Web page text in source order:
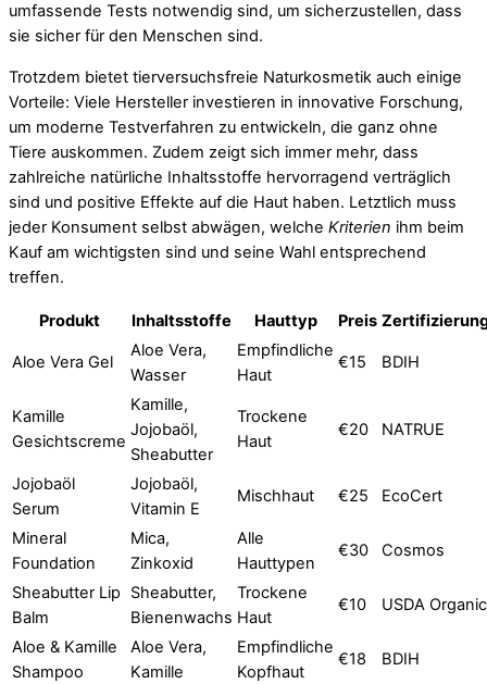
umfassende Tests notwendig sind, um sicherzustellen, dass
sie sicher für den Menschen sind.
Trotzdem bietet tierversuchsfreie Naturkosmetik auch einige
Vorteile: Viele Hersteller investieren in innovative Forschung,
um moderne Testverfahren zu entwickeln, die ganz ohne
Tiere auskommen. Zudem zeigt sich immer mehr, dass
zahlreiche natürliche Inhaltsstoffe hervorragend verträglich
sind und positive Effekte auf die Haut haben. Letztlich muss
jeder Konsument selbst abwägen, welche Kriterien ihm beim
Kauf am wichtigsten sind und seine Wahl entsprechend
treffen.
Produkt Inhaltsstoffe Hauttyp Preis
Aloe Vera Gel
Aloe Vera,
Wasser
Empfindliche
Haut
€15 BDIH
Kamille
Gesichtscreme
Kamille,
Jojobaöl,
Sheabutter
Trockene
Haut
€20 NATRUE
Jojobaöl
Serum
Jojobaöl,
Vitamin E
Mischhaut €25 EcoCert
Mineral
Foundation
Mica,
Zinkoxid
Alle
Hauttypen
€30 Cosmos
Sheabutter Lip
Balm
Sheabutter,
Bienenwachs
Trockene
Haut
€10 USDA Organic
Aloe & Kamille
Shampoo
Aloe Vera,
Kamille
Empfindliche
Kopfhaut
€18 BDIH